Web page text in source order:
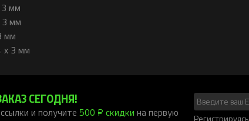
3 мм
3 мм
мм
x 3 мм
СЕГОДНЯ!
и получите 500 ₽ скидки на первую